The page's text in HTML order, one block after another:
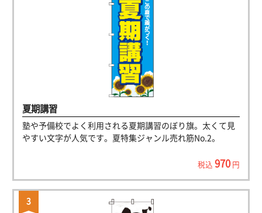
夏期講習
塾や予備校でよく利用される夏期講習のぼり旗。太くて見
やすい文字が人気です。夏特集ジャンル売れ筋No.2。
税込 970円